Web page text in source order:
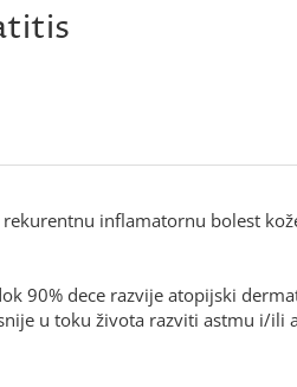
inflamatornu bolest
90% dece razvije atopijski
u toku života razviti astmu i/ili